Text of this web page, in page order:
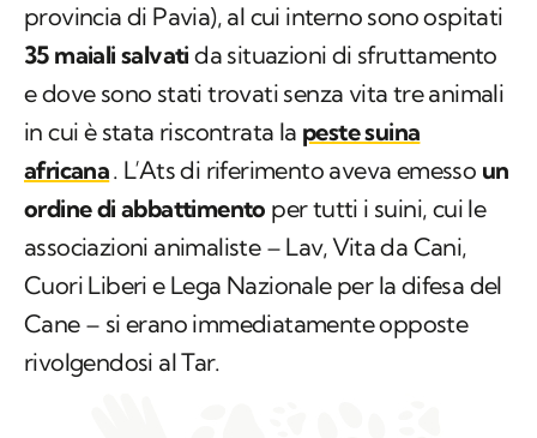
provincia di Pavia), al cui interno sono ospitati
35 maiali salvati da situazioni di sfruttamento
e dove sono stati trovati senza vita tre animali
in cui è stata riscontrata la peste suina
africana. L’Ats di riferimento aveva emesso un
ordine di abbattimento per tutti i suini, cui le
associazioni animaliste – Lav, Vita da Cani,
Cuori Liberi e Lega Nazionale per la difesa del
Cane – si erano immediatamente opposte
rivolgendosi al Tar.